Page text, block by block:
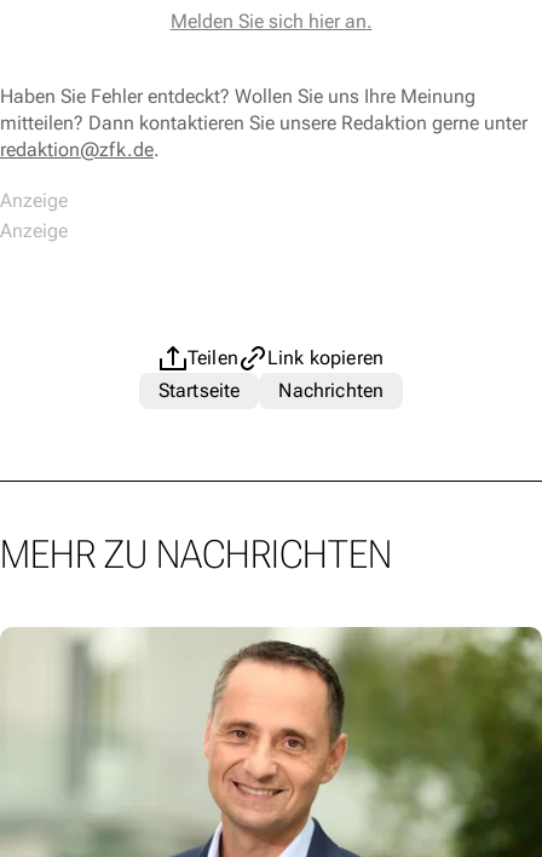
Melden Sie sich hier an.
Haben Sie Fehler entdeckt? Wollen Sie uns Ihre Meinung
mitteilen? Dann kontaktieren Sie unsere Redaktion gerne unter
redaktion@zfk.de.
Teilen
Link kopieren
Startseite
Nachrichten
MEHR ZU NACHRICHTEN